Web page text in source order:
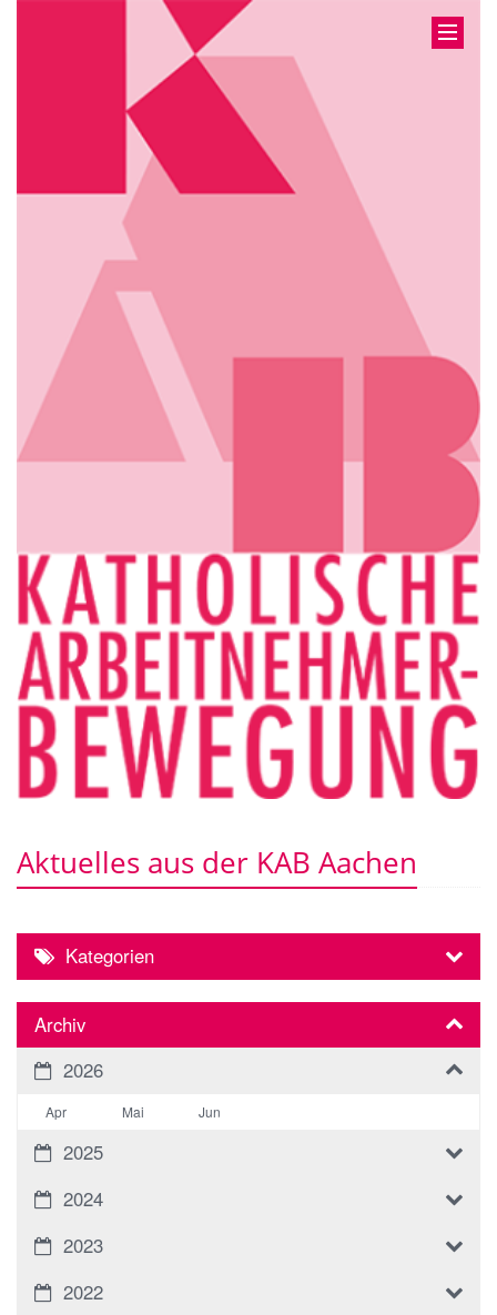
Aktuelles aus der KAB Aachen
Kategorien
Archiv
2026
Apr Mai Jun
2025
2024
2023
2022